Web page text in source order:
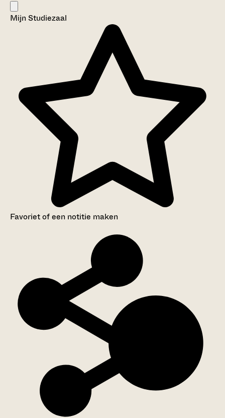
Mijn Studiezaal
Favoriet of een notitie maken